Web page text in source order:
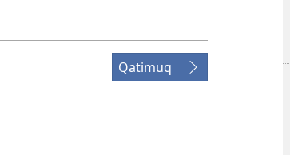
Qatimuq